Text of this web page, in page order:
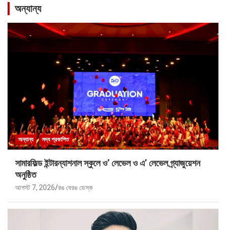
অন্যান্য
অন্যান্য সদ্য প্রকাশিত
সামারফিল্ড ইন্টারন্যাশনাল স্কুলে ও’ লেভেল ও এ’ লেভেল গ্র্যাজুয়েশন
অনুষ্ঠিত
আগস্ট 7, 2026 রঙ বেরঙ ডেস্ক